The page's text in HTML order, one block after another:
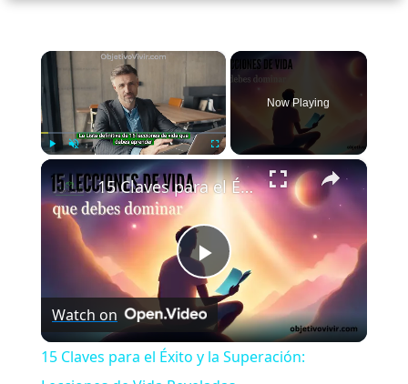
×
Fullscreen
Now Playing
×
Play
Video
15 Claves para el Éxito y la Superación: Lecciones de Vida Reveladas
Watch on
15 Claves para el Éxito y la Superación: